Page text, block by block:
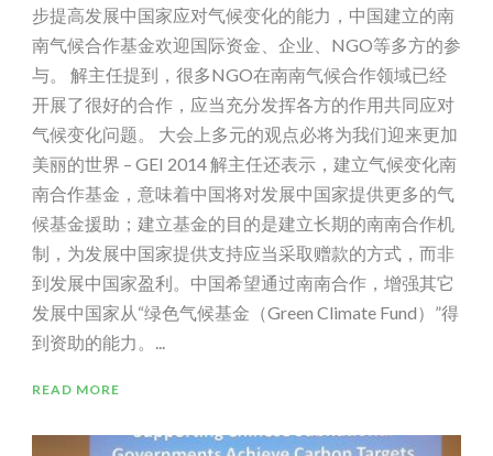
步提高发展中国家应对气候变化的能力，中国建立的南
南气候合作基金欢迎国际资金、企业、NGO等多方的参
与。 解主任提到，很多NGO在南南气候合作领域已经
开展了很好的合作，应当充分发挥各方的作用共同应对
气候变化问题。 大会上多元的观点必将为我们迎来更加
美丽的世界 – GEI 2014 解主任还表示，建立气候变化南
南合作基金，意味着中国将对发展中国家提供更多的气
候基金援助；建立基金的目的是建立长期的南南合作机
制，为发展中国家提供支持应当采取赠款的方式，而非
到发展中国家盈利。中国希望通过南南合作，增强其它
发展中国家从“绿色气候基金（Green Climate Fund）”得
到资助的能力。...
READ MORE